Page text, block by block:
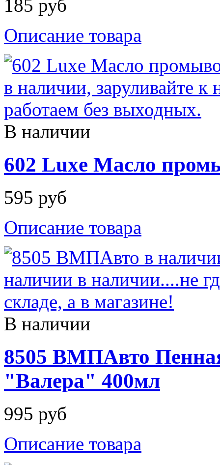
185 руб
Описание товара
В наличии
602 Luxe Масло
595 руб
Описание товара
В наличии
8505 ВМПАвто
"Валера" 400мл
995 руб
Описание товара